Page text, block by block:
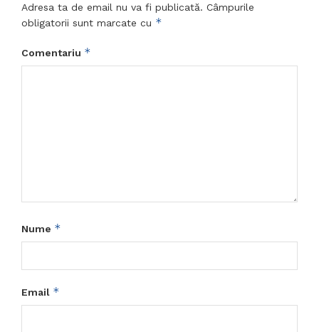
Adresa ta de email nu va fi publicată. Câmpurile
obligatorii sunt marcate cu *
Comentariu *
Nume *
Email *